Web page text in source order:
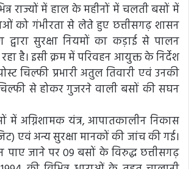
राज्यों में हाल के महीनों में चलती बसों में
को गंभीरता से लेते हुए छत्तीसगढ़ शासन
द्वारा सुरक्षा नियमों का कड़ाई से पालन
है। इसी क्रम में परिवहन आयुक्त के निर्देश
चिल्फी प्रभारी अतुल तिवारी एवं उनकी
चिल्फी से होकर गुजरने वाली बसों की सघन
में अग्निशामक यंत्र, आपातकालीन निकास
एवं अन्य सुरक्षा मानकों की जांच की गई।
पाए जाने पर 09 बसों के विरुद्ध छत्तीसगढ़